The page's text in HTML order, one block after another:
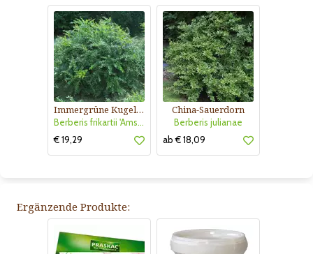
Immergrüne Kugel-Berberitze
Berberis frikartii 'Amstelveen'
€ 19,29
China-Sauerdorn
Berberis julianae
ab € 18,09
Ergänzende Produkte: